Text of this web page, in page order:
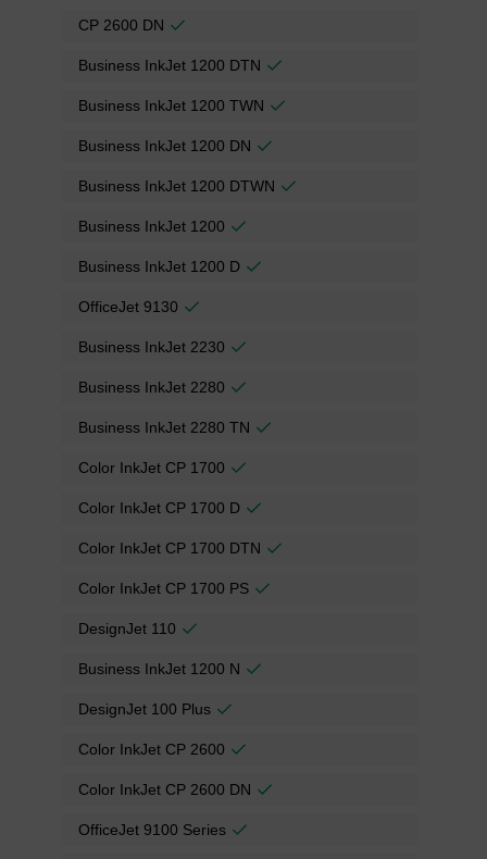
CP 2600 DN
Business InkJet 1200 DTN
Business InkJet 1200 TWN
Business InkJet 1200 DN
Business InkJet 1200 DTWN
Business InkJet 1200
Business InkJet 1200 D
OfficeJet 9130
Business InkJet 2230
Business InkJet 2280
Business InkJet 2280 TN
Color InkJet CP 1700
Color InkJet CP 1700 D
Color InkJet CP 1700 DTN
Color InkJet CP 1700 PS
DesignJet 110
Business InkJet 1200 N
DesignJet 100 Plus
Color InkJet CP 2600
Color InkJet CP 2600 DN
OfficeJet 9100 Series